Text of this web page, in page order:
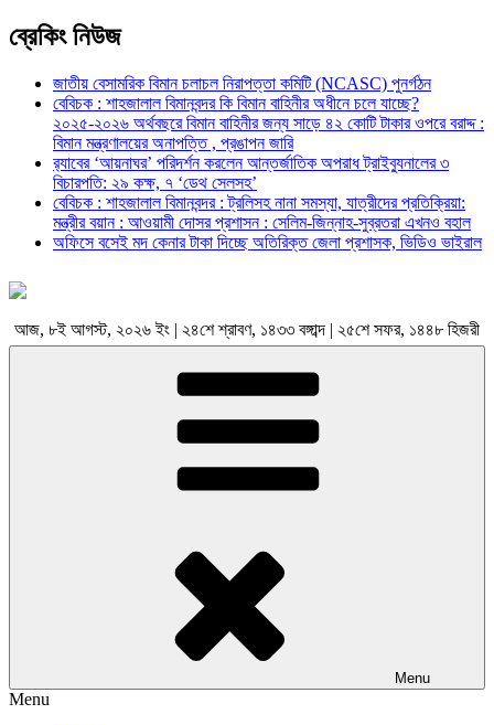
ব্রেকিং নিউজ
জাতীয় বেসামরিক বিমান চলাচল নিরাপত্তা কমিটি (NCASC) পুনর্গঠন
বেবিচক : শাহজালাল বিমানবন্দর কি বিমান বাহিনীর অধীনে চলে যাচ্ছে?
২০২৫-২০২৬ অর্থবছরে বিমান বাহিনীর জন্য সাড়ে ৪২ কোটি টাকার ওপরে বরাদ্দ :
বিমান মন্ত্রণালয়ের অনাপত্তি , প্রঙাপন জারি
র‍্যাবের ‘আয়নাঘর’ পরিদর্শন করলেন আন্তর্জাতিক অপরাধ ট্রাইব্যুনালের ৩
বিচারপতি: ২৯ কক্ষ, ৭ ‘ডেথ সেলসহ’
বেবিচক : শাহজালাল বিমানবন্দর : ট্রলিসহ নানা সমস্যা, যাত্রীদের প্রতিক্রিয়া:
মন্ত্রীর বয়ান : আওয়ামী দোসর প্রশাসন : সেলিম-জিন্নাহ-সুব্রতরা এখনও বহাল
অফিসে বসেই মদ কেনার টাকা দিচ্ছে অতিরিক্ত জেলা প্রশাসক, ভিডিও ভাইরাল
আজ, ৮ই আগস্ট, ২০২৬ ইং | ২৪শে শ্রাবণ, ১৪৩৩ বঙ্গাব্দ | ২৫শে সফর, ১৪৪৮ হিজরী
Menu
Menu